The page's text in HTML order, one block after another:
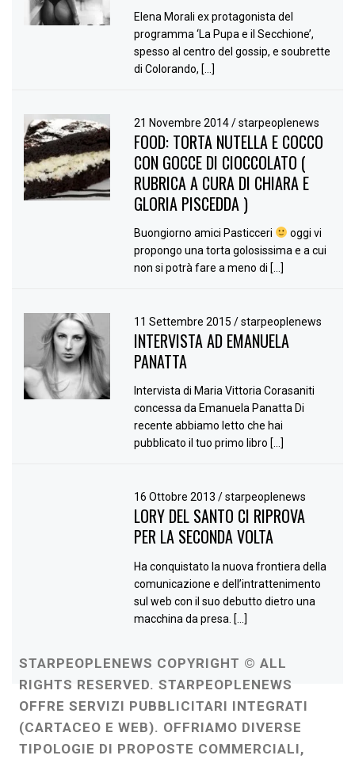
Elena Morali ex protagonista del
programma ‘La Pupa e il Secchione’,
spesso al centro del gossip, e soubrette
di Colorando, […]
21 Novembre 2014/ starpeoplenews
FOOD: TORTA NUTELLA E COCCO
CON GOCCE DI CIOCCOLATO (
RUBRICA A CURA DI CHIARA E
GLORIA PISCEDDA )
Buongiorno amici Pasticceri
oggi vi
propongo una torta golosissima e a cui
non si potrà fare a meno di […]
11 Settembre 2015/ starpeoplenews
INTERVISTA AD EMANUELA
PANATTA
Intervista di Maria Vittoria Corasaniti
concessa da Emanuela Panatta Di
recente abbiamo letto che hai
pubblicato il tuo primo libro […]
16 Ottobre 2013/ starpeoplenews
LORY DEL SANTO CI RIPROVA
PER LA SECONDA VOLTA
Ha conquistato la nuova frontiera della
comunicazione e dell’intrattenimento
sul web con il suo debutto dietro una
macchina da presa. […]
STARPEOPLENEWS COPYRIGHT © ALL
RIGHTS RESERVED. STARPEOPLENEWS
OFFRE SERVIZI PUBBLICITARI INTEGRATI
(CARTACEO E WEB). OFFRIAMO DIVERSE
TIPOLOGIE DI PROPOSTE COMMERCIALI,